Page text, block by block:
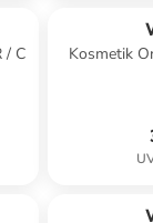
/ C
Kosmetik